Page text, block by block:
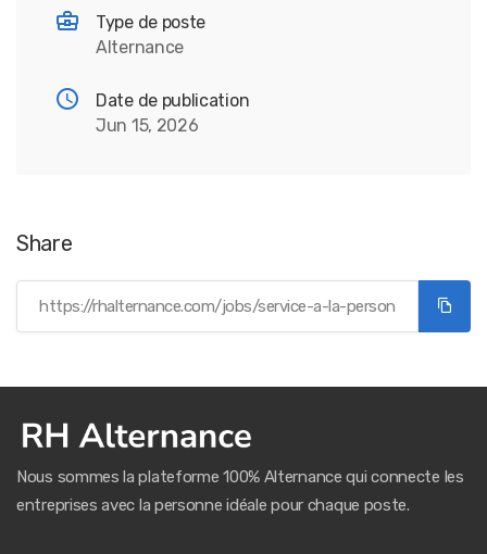
Type de poste
Alternance
Date de publication
Jun 15, 2026
Share
Nous sommes la plateforme 100% Alternance qui connecte les
entreprises avec la personne idéale pour chaque poste.